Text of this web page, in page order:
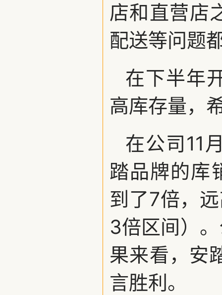
店和直营店
配送等问题
在下半年
高库存量，
在公司11
踏品牌的库
到了7倍，
3倍区间）
果来看，安
言胜利。